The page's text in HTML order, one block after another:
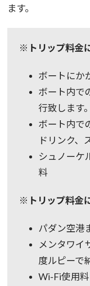
ます。
※トリップ料金
ボートにか
ボート内で
行致します
ボート内で
ドリンク、
シュノーケ
料
※トリップ料金
パダン空港
メンタワイ
度ルピーで
Wi-Fi使用